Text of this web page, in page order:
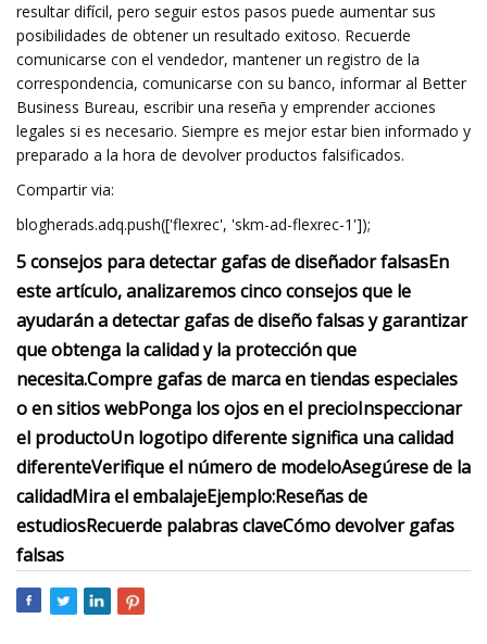
resultar difícil, pero seguir estos pasos puede aumentar sus
posibilidades de obtener un resultado exitoso. Recuerde
comunicarse con el vendedor, mantener un registro de la
correspondencia, comunicarse con su banco, informar al Better
Business Bureau, escribir una reseña y emprender acciones
legales si es necesario. Siempre es mejor estar bien informado y
preparado a la hora de devolver productos falsificados.
Compartir via:
blogherads.adq.push(['flexrec', 'skm-ad-flexrec-1']);
5 consejos para detectar gafas de diseñador falsasEn
este artículo, analizaremos cinco consejos que le
ayudarán a detectar gafas de diseño falsas y garantizar
que obtenga la calidad y la protección que
necesita.Compre gafas de marca en tiendas especiales
o en sitios webPonga los ojos en el precioInspeccionar
el productoUn logotipo diferente significa una calidad
diferenteVerifique el número de modeloAsegúrese de la
calidadMira el embalajeEjemplo:Reseñas de
estudiosRecuerde palabras claveCómo devolver gafas
falsas